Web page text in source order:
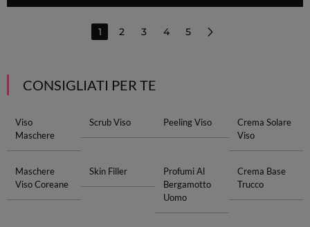
1 2 3 4 5
CONSIGLIATI PER TE
Viso
Maschere
Scrub Viso Peeling Viso
Crema Solare
Viso
Maschere
Viso Coreane
Skin Filler
Profumi Al
Bergamotto
Uomo
Crema Base
Trucco